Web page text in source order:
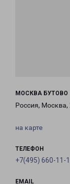
МОСКВА БУТОВО
Россия, Москва,
на карте
ТЕЛЕФОН
+7(495) 660-11-
EMAIL